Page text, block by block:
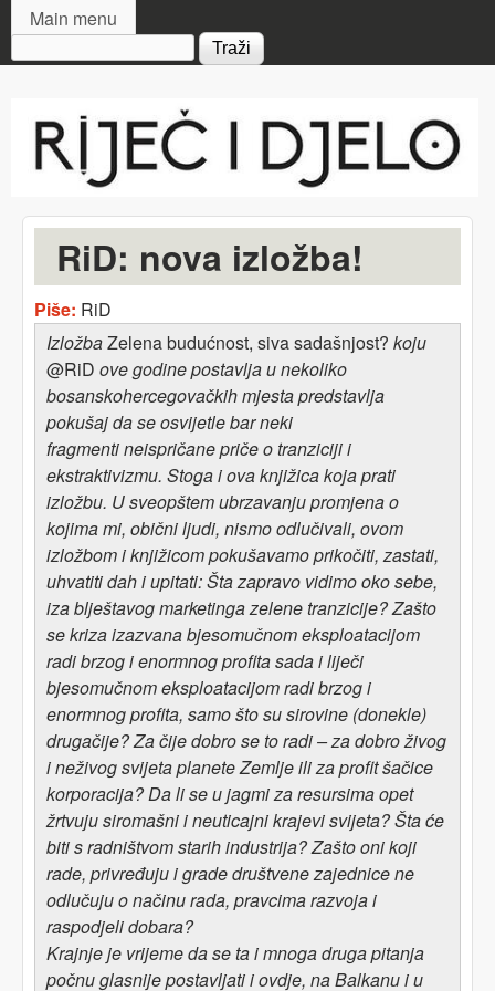
MAIN MENU
Main menu
Search form
i djelo
RiD: nova izložba!
Piše: RiD
IzložbaZelena budućnost, siva sadašnjost? koju
@RiD ove godine postavlja u nekoliko
bosanskohercegovačkih mjesta predstavlja
pokušaj da se osvijetle bar neki
fragmenti neispričane priče o tranziciji i
ekstraktivizmu. Stoga i ova knjižica koja prati
izložbu. U sveopštem ubrzavanju promjena o
kojima mi, obični ljudi, nismo odlučivali, ovom
izložbom i knjižicom pokušavamo prikočiti, zastati,
uhvatiti dah i upitati: Šta zapravo vidimo oko sebe,
iza blještavog marketinga zelene tranzicije? Zašto
se kriza izazvana bjesomučnom eksploatacijom
radi brzog i enormnog profita sada i liječi
bjesomučnom eksploatacijom radi brzog i
enormnog profita, samo što su sirovine (donekle)
drugačije? Za čije dobro se to radi – za dobro živog
i neživog svijeta planete Zemlje ili za profit šačice
korporacija? Da li se u jagmi za resursima opet
žrtvuju siromašni i neuticajni krajevi svijeta? Šta će
biti s radništvom starih industrija? Zašto oni koji
rade, privređuju i grade društvene zajednice ne
odlučuju o načinu rada, pravcima razvoja i
raspodjeli dobara?
Krajnje je vrijeme da se ta i mnoga druga pitanja
počnu glasnije postavljati i ovdje, na Balkanu i u